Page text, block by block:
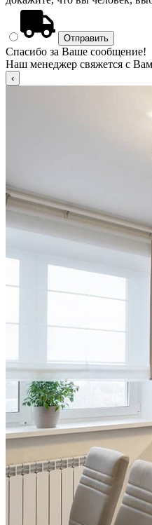
Спасибо за Ваше сообщение!
Наш менеджер свяжется с